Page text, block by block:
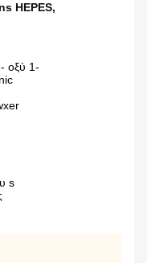
HEPES,
οξύ 1-
s